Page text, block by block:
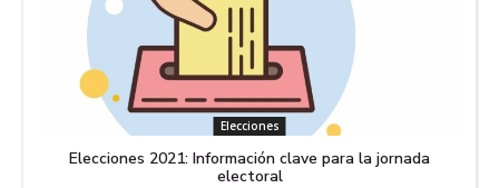
Elecciones
Elecciones 2021: Información clave para la jornada
electoral